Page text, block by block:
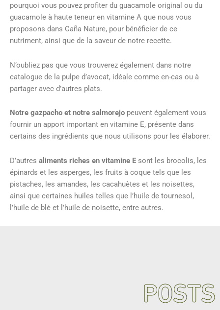
pourquoi vous pouvez profiter du guacamole original ou du
guacamole à haute teneur en vitamine A que nous vous
proposons dans Caña Nature, pour bénéficier de ce
nutriment, ainsi que de la saveur de notre recette.
N’oubliez pas que vous trouverez également dans notre
catalogue de la pulpe d’avocat, idéale comme en-cas ou à
partager avec d’autres plats.
Notre gazpacho et notre salmorejo peuvent également vous
fournir un apport important en vitamine E, présente dans
certains des ingrédients que nous utilisons pour les élaborer.
D’autres aliments riches en vitamine E sont les brocolis, les
épinards et les asperges, les fruits à coque tels que les
pistaches, les amandes, les cacahuètes et les noisettes,
ainsi que certaines huiles telles que l’huile de tournesol,
l’huile de blé et l’huile de noisette, entre autres.
POSTS